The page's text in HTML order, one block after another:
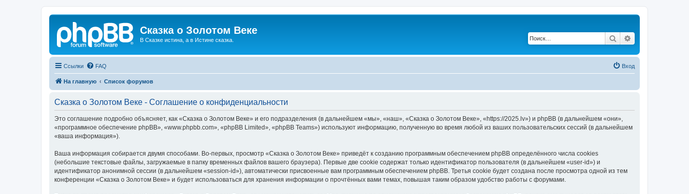
Сказка о Золотом Веке
В Сказке истина, а в Истине сказка. Поиск
Ссылки FAQ Вход
На главную Список форумов
Сказка о Золотом Веке - Соглашение о конфиденциальности
Это соглашение подробно объясняет, как «Сказка о Золотом Веке» и его подразделения (в дальнейшем «мы», «наш», «Сказка о Золотом Веке», «https://2025.lv») и phpBB (в дальнейшем «они»,
«программное обеспечение phpBB», «www.phpbb.com», «phpBB Limited», «phpBB Teams») используют информацию, полученную во время любой из ваших пользовательских сессий (в дальнейшем
«ваша информация»).
Ваша информация собирается двумя способами. Во-первых, просмотр «Сказка о Золотом Веке» приведёт к созданию программным обеспечением phpBB определённого числа cookies
(небольшие текстовые файлы, загружаемые в папку временных файлов вашего браузера). Первые две cookie содержат только идентификатор пользователя (в дальнейшем «user-id») и
идентификатор анонимной сессии (в дальнейшем «session-id»), автоматически присвоенные вам программным обеспечением phpBB. Третья cookie будет создана после просмотра одной из тем
конференции «Сказка о Золотом Веке» и будет использоваться для хранения информации о прочтённых вами темах, повышая таким образом удобство работы с форумами.